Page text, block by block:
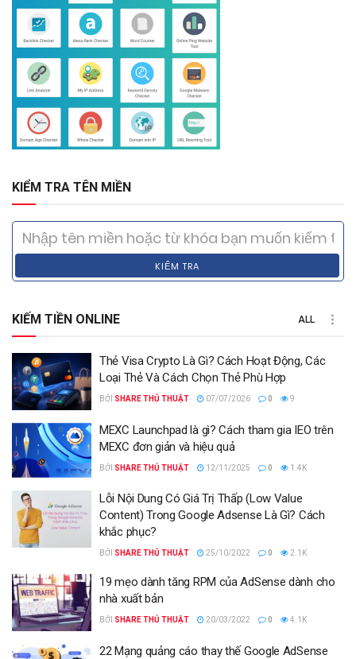
KIỂM TRA TÊN MIỀN
KIỂM TRA
KIẾM TIỀN ONLINE ALL
Thẻ Visa Crypto Là Gì? Cách Hoạt Động, Các
Loại Thẻ Và Cách Chọn Thẻ Phù Hợp
BỞI SHARE THỦ THUẬT 07/07/2026 0 9
MEXC Launchpad là gì? Cách tham gia IEO trên
MEXC đơn giản và hiệu quả
BỞI SHARE THỦ THUẬT 12/11/2025 0 1.4K
Lỗi Nội Dung Có Giá Trị Thấp (Low Value
Content) Trong Google Adsense Là Gì? Cách
khắc phục?
BỞI SHARE THỦ THUẬT 25/10/2022 0 2.1K
19 mẹo dành tăng RPM của AdSense dành cho
nhà xuất bản
BỞI SHARE THỦ THUẬT 20/03/2022 0 4.1K
22 Mạng quảng cáo thay thế Google AdSense